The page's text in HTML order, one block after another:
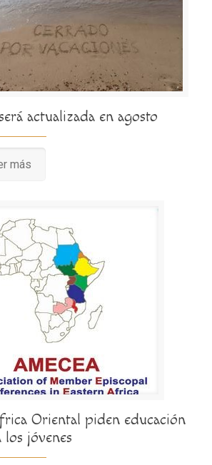
actualizada en agosto
más
Oriental piden educación
jóvenes